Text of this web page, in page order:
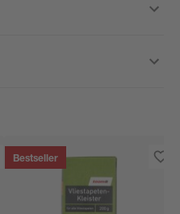
Bestseller